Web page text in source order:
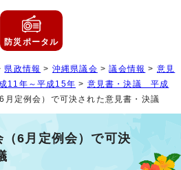
防災ポータル
県政情報 > 沖縄県議会 >議会情報 > 意見
11年～平成15年 > 意見書・決議 平成
定例会）で可決された意見書・決議
6月定例会）で可決